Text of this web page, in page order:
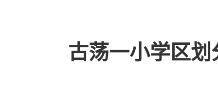
古荡一小学区划